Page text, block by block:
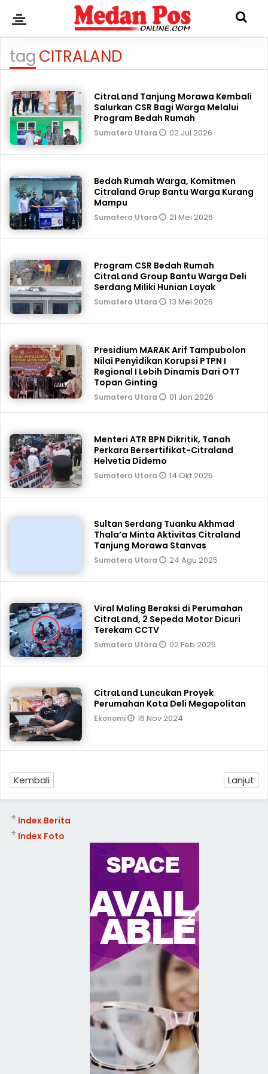
tagCITRALAND
CitraLand Tanjung Morawa Kembali
Salurkan CSR Bagi Warga Melalui
Program Bedah Rumah
Sumatera Utara 02 Jul 2026
Bedah Rumah Warga, Komitmen
Citraland Grup Bantu Warga Kurang
Mampu
Sumatera Utara 21 Mei 2026
Program CSR Bedah Rumah
CitraLand Group Bantu Warga Deli
Serdang Miliki Hunian Layak
Sumatera Utara 13 Mei 2026
Presidium MARAK Arif Tampubolon
Nilai Penyidikan Korupsi PTPN I
Regional I Lebih Dinamis Dari OTT
Topan Ginting
Sumatera Utara 01 Jan 2026
Menteri ATR BPN Dikritik, Tanah
Perkara Bersertifikat-Citraland
Helvetia Didemo
Sumatera Utara 14 Okt 2025
Sultan Serdang Tuanku Akhmad
Thala’a Minta Aktivitas Citraland
Tanjung Morawa Stanvas
Sumatera Utara 24 Agu 2025
Viral Maling Beraksi di Perumahan
CitraLand, 2 Sepeda Motor Dicuri
Terekam CCTV
Sumatera Utara 02 Feb 2025
CitraLand Luncukan Proyek
Perumahan Kota Deli Megapolitan
Ekonomi 16 Nov 2024
Kembali Lanjut
Index Berita
+
Index Foto
+